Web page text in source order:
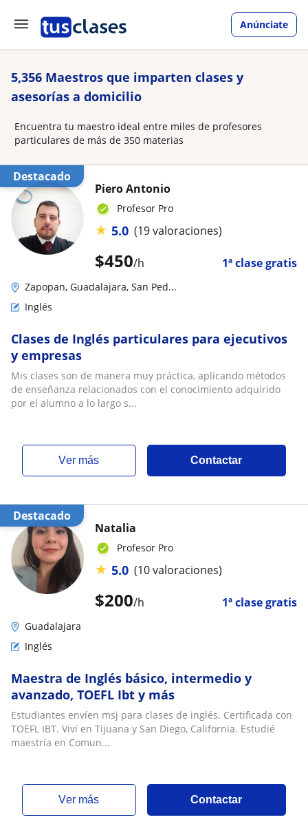
Anúnciate
5,356 Maestros que imparten clases y
asesorías a domicilio
Encuentra tu maestro ideal entre miles de profesores
particulares de más de 350 materias
Destacado
$450/h 1ª clase gratis
Piero Antonio
Profesor Pro
★ 5.0 (19 valoraciones)
Zapopan, Guadalajara, San Ped...
Inglés
Clases de Inglés particulares para ejecutivos
y empresas
Mis clases son de manera muy práctica, aplicando métodos
de enseñanza relacionados con el conocimiento adquirido
por el alumno a lo largo s...
ver más Contactar
Destacado
$200/h 1ª clase gratis
Natalia
Profesor Pro
★ 5.0 (10 valoraciones)
Guadalajara
Inglés
Maestra de Inglés básico, intermedio y
avanzado, TOEFL Ibt y más
Estudiantes envíen msj para clases de inglés. Certificada con
TOEFL IBT. Viví en Tijuana y San Diego, California. Estudié
maestría en Comun...
ver más Contactar